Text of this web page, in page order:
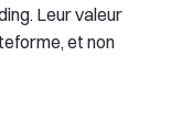
Leur valeur
et non